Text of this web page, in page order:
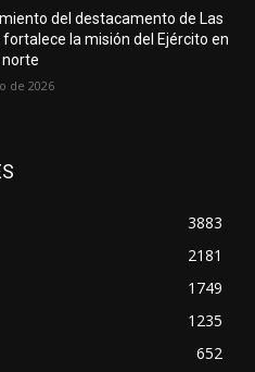
del destacamento de Las
fortalece la misión del Ejército en
norte
de 2026
3883
2181
1749
1235
652